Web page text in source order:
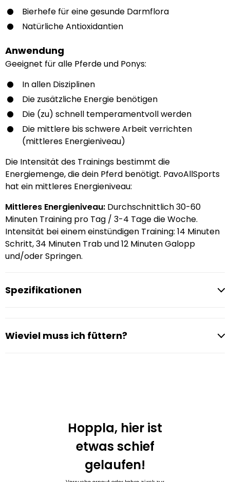
Bierhefe für eine gesunde Darmflora
Natürliche Antioxidantien
Anwendung
Geeignet für alle Pferde und Ponys:
In allen Disziplinen
Die zusätzliche Energie benötigen
Die (zu) schnell temperamentvoll werden
Die mittlere bis schwere Arbeit verrichten
(mittleres Energieniveau)
Die Intensität des Trainings bestimmt die
Energiemenge, die dein Pferd benötigt. PavoAllSports
hat ein mittleres Energieniveau:
Mittleres Energieniveau: Durchschnittlich 30-60
Minuten Training pro Tag / 3-4 Tage die Woche.
Intensität bei einem einstündigen Training: 14 Minuten
Schritt, 34 Minuten Trab und 12 Minuten Galopp
und/oder Springen.
Spezifikationen
Wieviel muss ich füttern?
Hoppla, hier ist
etwas schief
gelaufen!